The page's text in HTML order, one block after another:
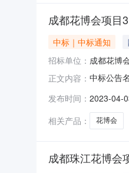
成都花博会项目
中标｜中标通知
招标单位： 成都花博
正文内容： 中标公告
发布时间： 2023-04-
相关产品：
花博会
成都珠江花博会